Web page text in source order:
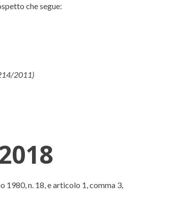
che segue:
2011)
n. 18, e articolo 1, comma 3,